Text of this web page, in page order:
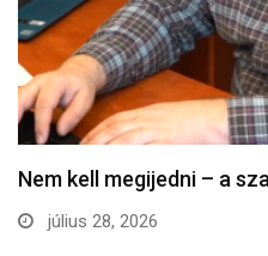
Nem kell megijedni – a
július 28, 2026